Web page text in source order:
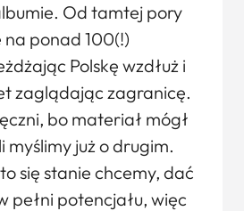
Od tamtej pory
na ponad 100(!)
Polskę wzdłuż i
zaglądając zagranicę.
bo materiał mógł
myślimy już o drugim.
się stanie chcemy, dać
pełni potencjału, więc